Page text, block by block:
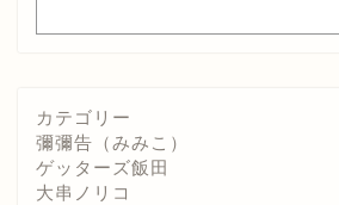
カテゴリー
彌彌告（みみこ）
ゲッターズ飯田
大串ノリコ